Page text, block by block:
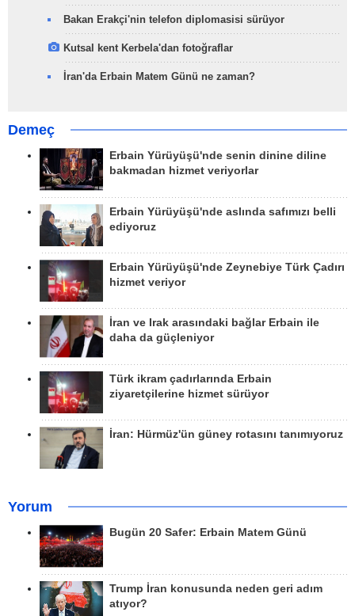
Bakan Erakçi'nin telefon diplomasisi sürüyor
Kutsal kent Kerbela'dan fotoğraflar
İran'da Erbain Matem Günü ne zaman?
Demeç
Erbain Yürüyüşü'nde senin dinine diline
bakmadan hizmet veriyorlar
Erbain Yürüyüşü'nde aslında safımızı belli
ediyoruz
Erbain Yürüyüşü'nde Zeynebiye Türk Çadırı
hizmet veriyor
İran ve Irak arasındaki bağlar Erbain ile
daha da güçleniyor
Türk ikram çadırlarında Erbain
ziyaretçilerine hizmet sürüyor
İran: Hürmüz'ün güney rotasını tanımıyoruz
Yorum
Bugün 20 Safer: Erbain Matem Günü
Trump İran konusunda neden geri adım
atıyor?